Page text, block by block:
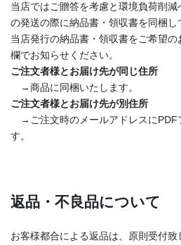
当店ではご贈答を考慮と環境負荷削
の発送の際に納品書・領収書を同梱し
当店発行の納品書・領収書をご希望
欄でお知らせください。
ご注文者様とお届け先が同じ住所
→商品に同梱いたします。
ご注文者様とお届け先が別住所
→ご注文時のメールアドレスにPDF
す。
返品・不良品について
お客様都合による返品は、原則受付致